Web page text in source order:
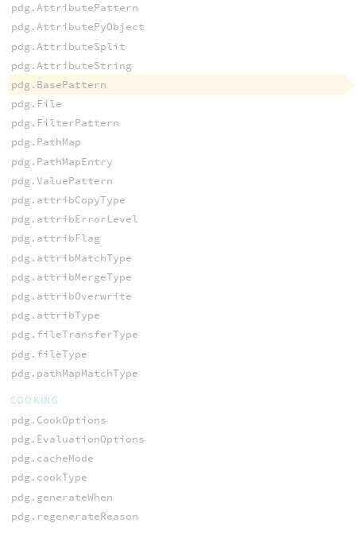
pdg.AttributePattern
pdg.AttributePyObject
pdg.AttributeSplit
pdg.AttributeString
pdg.BasePattern
pdg.File
pdg.FilterPattern
pdg.PathMap
pdg.PathMapEntry
pdg.ValuePattern
pdg.attribCopyType
pdg.attribErrorLevel
pdg.attribFlag
pdg.attribMatchType
pdg.attribMergeType
pdg.attribOverwrite
pdg.attribType
pdg.fileTransferType
pdg.fileType
pdg.pathMapMatchType
COOKING
pdg.CookOptions
pdg.EvaluationOptions
pdg.cacheMode
pdg.cookType
pdg.generateWhen
pdg.regenerateReason